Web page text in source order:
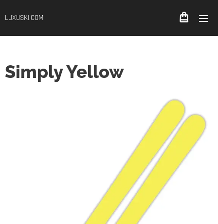
LUXUSKI.COM
Simply Yellow